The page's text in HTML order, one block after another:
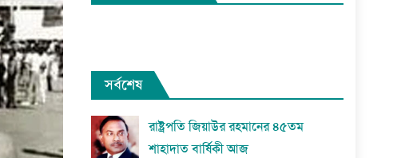
সর্বশেষ
রাষ্ট্রপতি জিয়াউর রহমানের ৪৫তম
শাহাদাত বার্ষিকী আজ